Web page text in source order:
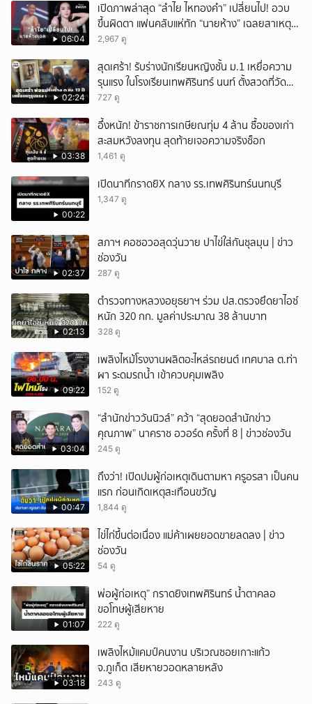
06:04
เปิดภาพล่าสุด “ลำไย ไหทองคำ” เปลี่ยนไป! อวบ
ขึ้นผิดตา แฟนคลับแห่ทัก “นายห้าง” เฉลยสาเหตุ
ชัด!
2,967 ดู
02:24
สุดเศร้า! รับร่างนักเรียนหญิงชั้น ม.1 เหยื่อความ
รุนแรง ในโรงเรียนเทพศิรินทร์ นนท์ ตั้งสวดที่วัด
ลาดปลาดุก
727 ดู
03:38
อึ้งหนัก! ข้าราชการเกษียณทุ่ม 4 ล้าน ซื้อของเก่า
สะสมหวังลงทุน สุดท้ายเจอความจริงช็อก
1,461 ดู
00:22
เปิดนาทีกราดยิX กลาง รร.เทพศิรินทร์นนทบุรี
1,347 ดู
02:37
สภาฯ คอซอวอสุดวุ่นวาย ปาไข่ใส่กันชุลมุน | ข่าว
ช่องวัน
287 ดู
02:13
ตำรวจทางหลวงอยุธยาฯ ร่วม ปส.ตรวจยึดยาไอซ์
หนัก 320 กก. มูลค่าประมาณ 38 ล้านบาท
328 ดู
09:22
เพลิงไหม้โรงงานผลิตอะไหล่รถยนต์ เทศบาล ต.ท่า
ผา ระดมรถน้ำ เข้าควบคุมเพลิง
152 ดู
03:04
“สำนักข่าววันนิวส์” คว้า “สุดยอดสำนักข่าว
คุณภาพ” นาคราช อวอร์ด ครั้งที่ 8 | ข่าวช่องวัน
245 ดู
00:47
ถึงว่า! เปิดปมผู้ก่อเหตุเดินตามหา ครูอรสา เป็นคน
แรก ก่อนเกิดเหตุสะเทือนขวัญ
1,844 ดู
05:22
ไข่ไก่ขึ้นต่อเนื่อง แม่ค้าเผยยอดขายลดลง | ข่าว
ช่องวัน
54 ดู
01:07
พ่อผู้ก่อเหตุ” กราดยิงเทพศิรินทร์ น้ำตาคลอ
ขอโทษผู้เสียหาย
222 ดู
03:18
เพลิงไหม้แคมป์คนงาน บริเวณซอยเกาะแก้ว
จ.ภูเก็ต เสียหายวอดหลายหลัง
243 ดู